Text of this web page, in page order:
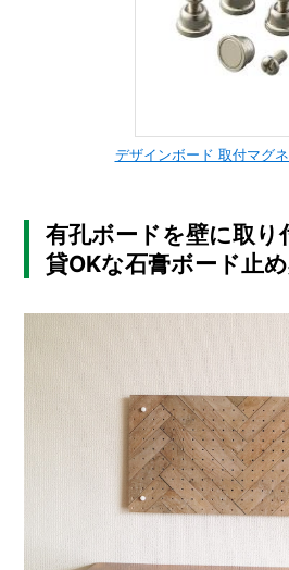
デザインボード 取付マグ
有孔ボードを壁に取り
貸OKな石膏ボード止